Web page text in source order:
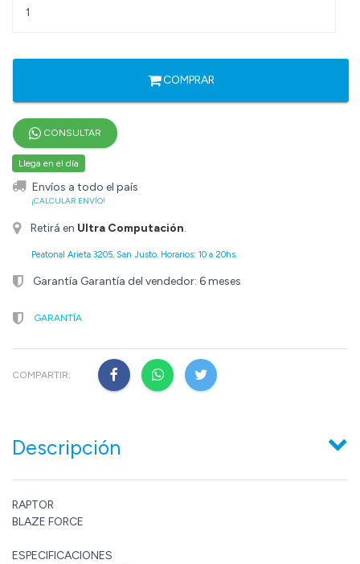
COMPRAR
CONSULTAR
Llega en el día
Envíos a todo el país
¡CALCULAR ENVÍO!
Retirá en Ultra Computación.
Peatonal Arieta 3205, San Justo. Horarios: 10 a 20hs.
Garantía Garantía del vendedor: 6 meses
GARANTÍA
COMPARTIR:
Descripción
RAPTOR
BLAZE FORCE
ESPECIFICACIONES